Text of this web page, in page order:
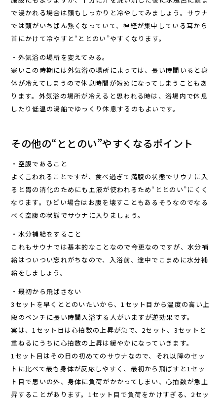
で浸かれる場合は頭もしっかりと冷やしてみましょう。サウナ
では頭がいちばん熱くなっていて、神経が集中している耳から
首にかけて冷やすと“ととのい”やすくなります。
・外気浴の場所を変えてみる。
寒いこの時期には外気浴の場所によっては、長い時間いると身
体が冷えてしまうので休息時間が短めになってしまうこともあ
ります。外気浴の場所が冷えると思われる時は、浴場内で休息
したり低温の湯船でゆっくり休息するのもよいです。
その他の“ととのい”やすくなるポイント
・空腹であること
よく言われることですが、食べ過ぎて満腹の状態でサウナに入
ると胃の消化のためにも血液が使われるため“ととのい”にくく
なります。ひどい場合はお腹を壊すこともあるそうなのでなる
べく空腹の状態でサウナに入りましょう。
・水分補給をすること
これもサウナでは基本的なことなので今更なのですが、水分補
給はついつい忘れがちなので、入浴前、途中でこまめに水分補
給をしましょう。
・最初から飛ばさない
3セットを早くととのいたいから、1セット目から温度の高い上
段のベンチに長い時間入浴する人がいますが逆効果です。
実は、1セット目は心拍数の上昇が急で、2セット、3セットと
重ねるにうちに心拍数の上昇は緩やかになっていきます。
1セット目はその日の初めてのサウナなので、それ以降のセッ
トに比べて最も身体が反応しやすく、最初から飛ばすと1セッ
ト目で思いの外、身体に負荷がかかってしまい、心拍数が急上
昇することがあります。1セット目で負荷をかけすぎる、2セッ